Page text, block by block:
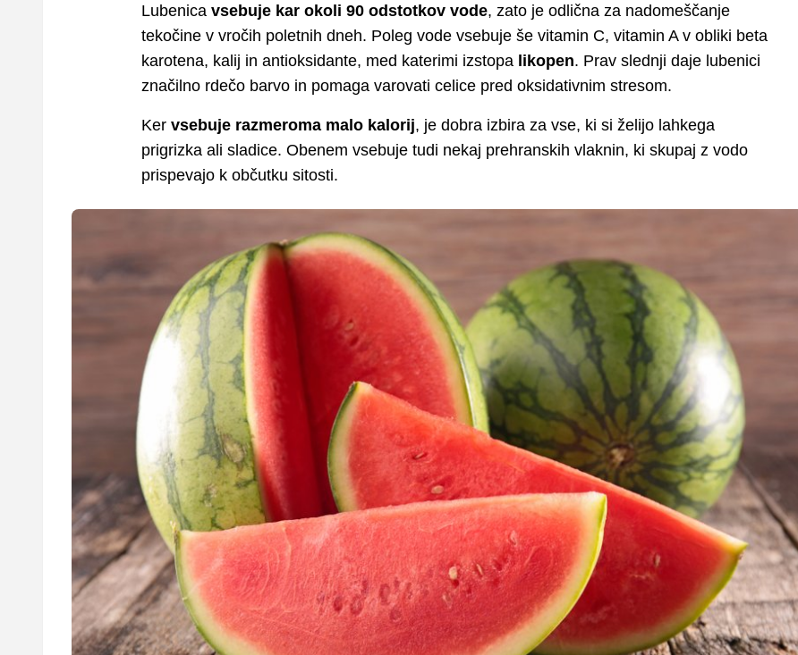
Lubenica vsebuje kar okoli 90 odstotkov vode, zato je odlična za nadomeščanje
tekočine v vročih poletnih dneh. Poleg vode vsebuje še vitamin C, vitamin A v obliki beta
karotena, kalij in antioksidante, med katerimi izstopa likopen. Prav slednji daje lubenici
značilno rdečo barvo in pomaga varovati celice pred oksidativnim stresom.
Ker vsebuje razmeroma malo kalorij, je dobra izbira za vse, ki si želijo lahkega
prigrizka ali sladice. Obenem vsebuje tudi nekaj prehranskih vlaknin, ki skupaj z vodo
prispevajo k občutku sitosti.